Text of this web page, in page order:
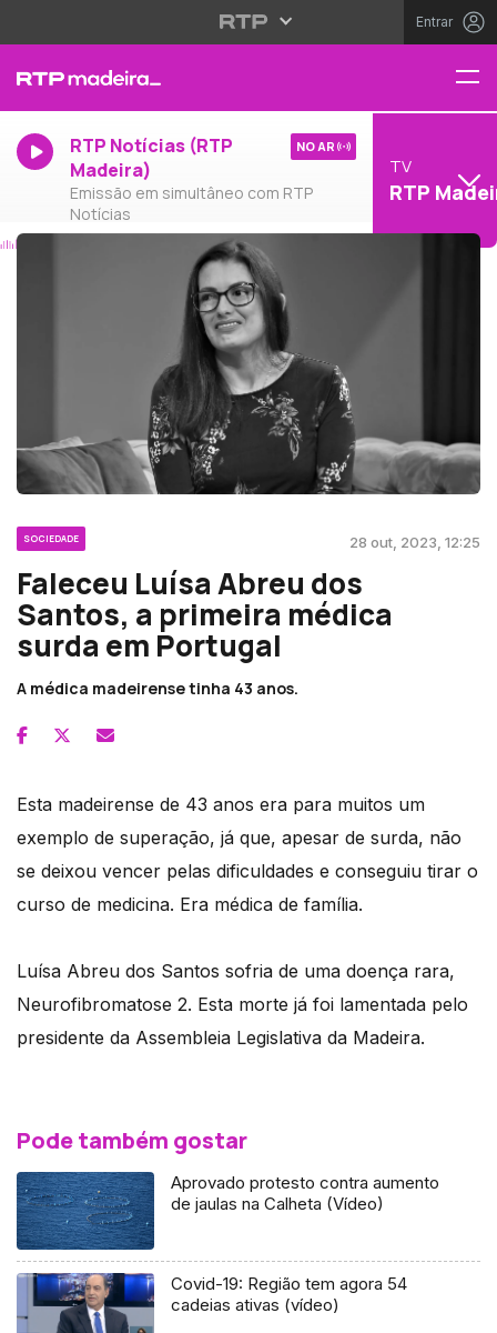
Entrar
RTP Notícias (RTP
Madeira)
Emissão em simultâneo com RTP
Notícias
NO AR
TV
RTP
SOCIEDADE 28 out, 2023, 12:25
Faleceu Luísa Abreu dos
Santos, a primeira médica
surda em Portugal
A médica madeirense tinha 43 anos.
Esta madeirense de 43 anos era para muitos um
exemplo de superação, já que, apesar de surda, não
se deixou vencer pelas dificuldades e conseguiu tirar o
curso de medicina. Era médica de família.
Luísa Abreu dos Santos sofria de uma doença rara,
Neurofibromatose 2. Esta morte já foi lamentada pelo
presidente da Assembleia Legislativa da Madeira.
Pode também gostar
Aprovado protesto contra aumento
de jaulas na Calheta (Vídeo)
Covid-19: Região tem agora 54
cadeias ativas (vídeo)